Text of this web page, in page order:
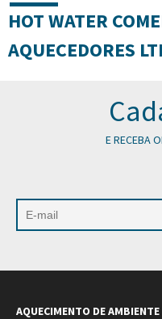
HOT WATER
AQUECEDORES
E RECEBA
AQUECIMENTO DE AMBIENTE